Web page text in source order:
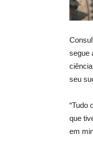
segue
seu
“Tudo
que
em